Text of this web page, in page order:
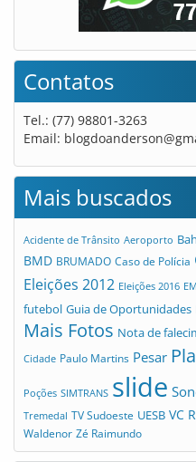
Contatos
Tel.: (77) 98801-3263
Email:
Mais buscados
Acidente de Trânsito Aeroporto
BMD BRUMADO Caso de Polícia
Eleições 2012 Eleições 2016
futebol Guia de Oportunidades
Mais Fotos Nota de
Cidade Paulo Martins Pesar
Poções SIMTRANS slide
Tremedal TV Sudoeste UESB VC
Waldenor Zé Raimundo